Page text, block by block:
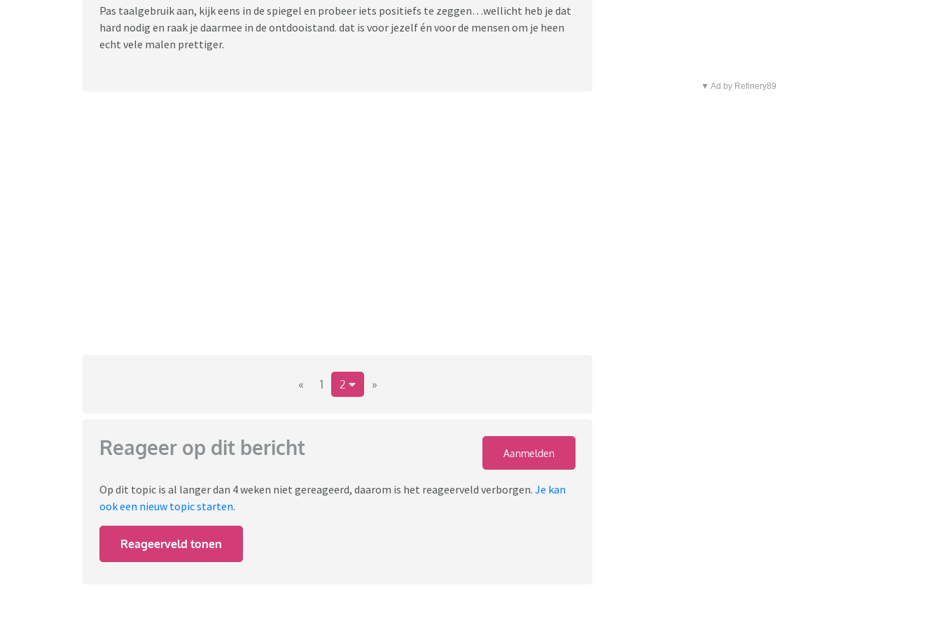
Pas taalgebruik aan, kijk eens in de spiegel en probeer iets positiefs te zeggen…wellicht heb je dat
hard nodig en raak je daarmee in de ontdooistand. dat is voor jezelf én voor de mensen om je heen
echt vele malen prettiger.
« 1 2 »
Reageer op dit bericht Aanmelden
Op dit topic is al langer dan 4 weken niet gereageerd, daarom is het reageerveld verborgen. Je kan
ook een nieuw topic starten.
Reageerveld tonen
▼ Ad by Refinery89